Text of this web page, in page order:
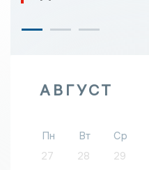
АВГУСТ
Пн Вт Ср
27
28 29